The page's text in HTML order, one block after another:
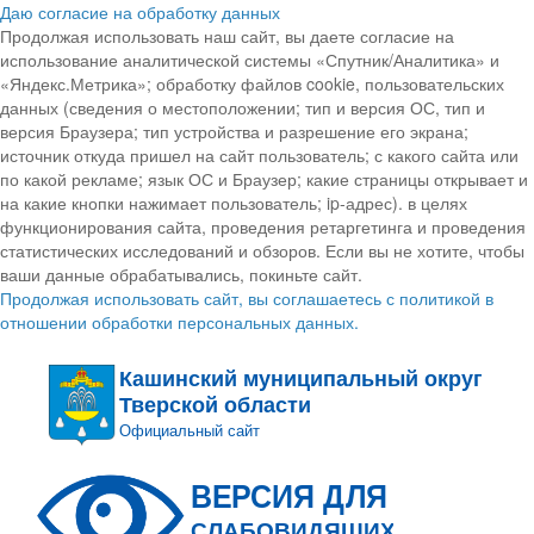
Даю согласие на обработку данных
Продолжая использовать наш сайт, вы даете согласие на
использование аналитической системы «Спутник/Аналитика» и
«Яндекс.Метрика»; обработку файлов cookie, пользовательских
данных (сведения о местоположении; тип и версия ОС, тип и
версия Браузера; тип устройства и разрешение его экрана;
источник откуда пришел на сайт пользователь; с какого сайта или
по какой рекламе; язык ОС и Браузер; какие страницы открывает и
на какие кнопки нажимает пользователь; ip-адрес). в целях
функционирования сайта, проведения ретаргетинга и проведения
статистических исследований и обзоров. Если вы не хотите, чтобы
ваши данные обрабатывались, покиньте сайт.
Продолжая использовать сайт, вы соглашаетесь с политикой в
отношении обработки персональных данных.